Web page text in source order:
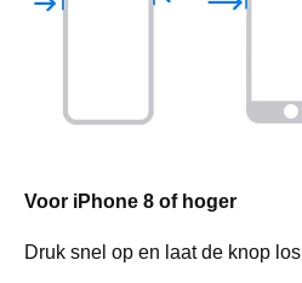
Voor iPhone 8 of hoger
Druk snel op en laat de knop los